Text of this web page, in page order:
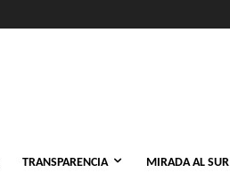
TRANSPARENCIA MIRADA AL SUR